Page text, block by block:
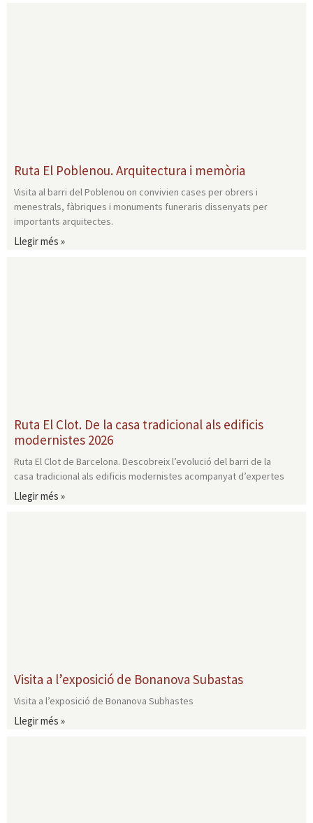
Ruta El Poblenou. Arquitectura i memòria
Visita al barri del Poblenou on convivien cases per obrers i
menestrals, fàbriques i monuments funeraris dissenyats per
importants arquitectes.
Llegir més »
Ruta El Clot. De la casa tradicional als edificis
modernistes 2026
Ruta El Clot de Barcelona. Descobreix l’evolució del barri de la
casa tradicional als edificis modernistes acompanyat d’expertes
Llegir més »
Visita a l’exposició de Bonanova Subastas
Visita a l’exposició de Bonanova Subhastes
Llegir més »